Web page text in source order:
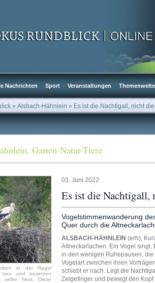
Nachrichten Sport Veranstaltungen
» Alsbach-Hähnlein » Es ist die Nachtigall, nicht
, Garten-Natur-Tiere
in der Regel
treu und besetzen
selbe Nest. Diese
03. Juni 2022
Es ist die Nachtigall,
Vogelstimmenwanderung
Quer durch die
ALSBACH-HÄHNLEIN (erh),
Altneckarlachen: Ein Vogel singt.
in den wenigen Ruhepausen,
Vogelart zwischen ihren
schiebt er nach. Legt die
Zeigefinger und bewegt den